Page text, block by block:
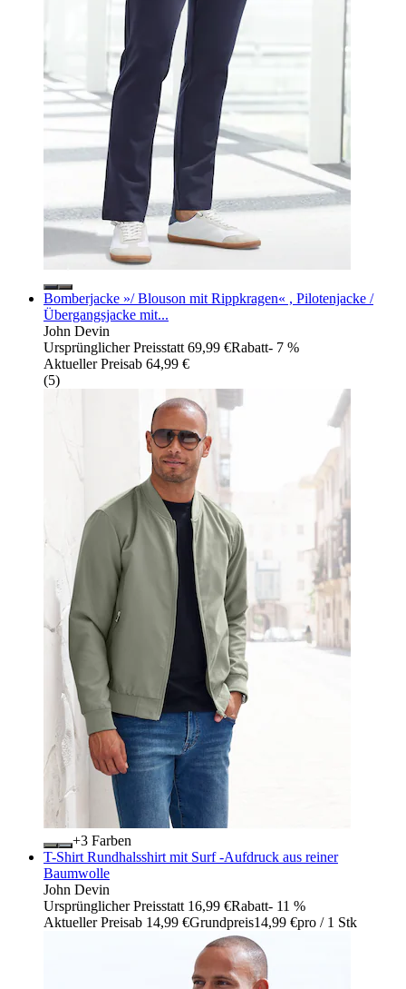
Bomberjacke »/ Blouson mit Rippkragen« , Pilotenjacke /
Übergangsjacke mit...
John Devin
Ursprünglicher Preisstatt 69,99 €Rabatt- 7 %
Aktueller Preisab 64,99 €
(5)
+
Farben
T-Shirt Rundhalsshirt mit Surf -Aufdruck aus reiner
Baumwolle
John Devin
Ursprünglicher Preisstatt 16,99 €Rabatt- 11 %
Aktueller Preisab 14,99 €Grundpreis14,99 €pro / 1 Stk